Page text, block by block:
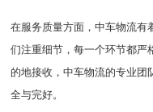
在服务质量方面，中车物流有
们注重细节，每一个环节都严
的地接收，中车物流的专业团
全与完好。